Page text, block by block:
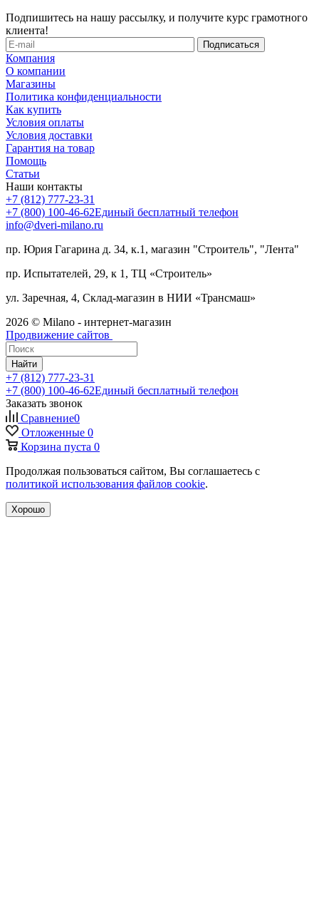
Подпишитесь на нашу рассылку, и получите курс грамотного
клиента!
Компания
О компании
Магазины
Политика конфиденциальности
Как купить
Условия оплаты
Условия доставки
Гарантия на товар
Помощь
Статьи
Наши контакты
+7 (812) 777-23-31
+7 (800) 100-46-62Единый бесплатный телефон
info@dveri-milano.ru
пр. Юрия Гагарина д. 34, к.1, магазин "Строитель", "Лента"
пр. Испытателей, 29, к 1, ТЦ «Строитель»
ул. Заречная, 4, Склад-магазин в НИИ «Трансмаш»
2026 © Milano - интернет-магазин
Продвижение сайтов
Найти
+7 (812) 777-23-31
+7 (800) 100-46-62Единый бесплатный телефон
Заказать звонок
Сравнение0
Отложенные 0
Корзина пуста 0
Продолжая пользоваться сайтом, Вы соглашаетесь с
политикой использования файлов cookie.
Хорошо